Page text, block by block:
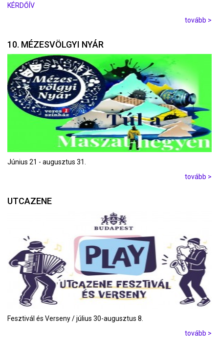
KÉRDŐÍV
tovább >
10. MÉZESVÖLGYI NYÁR
Június 21 - augusztus 31.
tovább >
UTCAZENE
Fesztivál és Verseny / július 30-augusztus 8.
tovább >